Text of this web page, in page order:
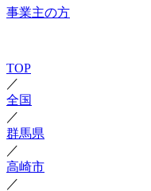
事業主の方
TOP
／
全国
／
群馬県
／
高崎市
／